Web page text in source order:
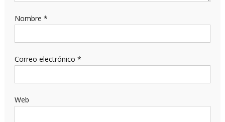
Nombre *
Correo electrónico *
Web